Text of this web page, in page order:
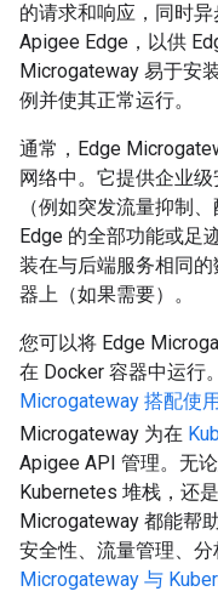
的请求和响应，同时
Apigee Edge，以供
Microgateway 易于安
例并使其正常运行。
通常，Edge
网络中。它提供企业
（例如突发流量抑制
Edge 的全部功能或足
装在与后端服务相同
器上（如果需要）。
您可以将 Edge
在 Docker 容器中运行
Microgateway 搭配使
Microgateway 为在
Apigee API 管理。无
Kubernetes 堆栈，还
Microgateway 都能帮
安全性、流量管理、
Microgateway 与